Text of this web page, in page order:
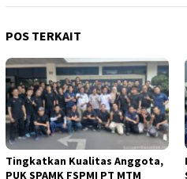
POS TERKAIT
Tingkatkan Kualitas Anggota,
PUK SPAMK FSPMI PT MTM